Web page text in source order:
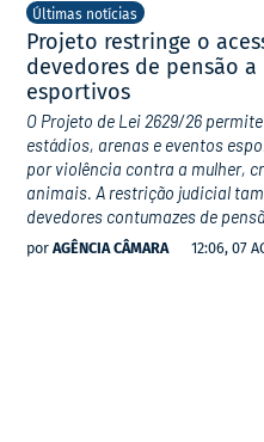
Últimas notícias
Projeto restringe o
devedores de pensão
esportivos
O Projeto de Lei 2629/26
estádios, arenas e eventos
por violência contra a mulher,
animais. A restrição judicial
devedores contumazes de
por AGÊNCIA CÂMARA 12:06, 07